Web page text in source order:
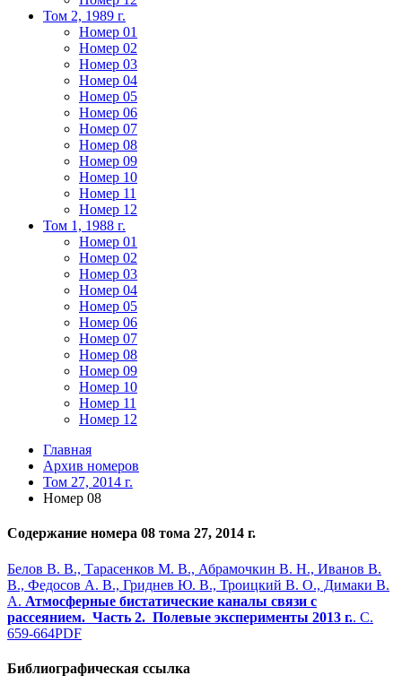
Том 2, 1989 г.
Номер 01
Номер 02
Номер 03
Номер 04
Номер 05
Номер 06
Номер 07
Номер 08
Номер 09
Номер 10
Номер 11
Номер 12
Том 1, 1988 г.
Номер 01
Номер 02
Номер 03
Номер 04
Номер 05
Номер 06
Номер 07
Номер 08
Номер 09
Номер 10
Номер 11
Номер 12
Главная
Архив номеров
Том 27, 2014 г.
Номер 08
Содержание номера 08 тома 27, 2014 г.
Белов В. В., Тарасенков М. В., Абрамочкин В. Н., Иванов В.
В., Федосов А. В., Гриднев Ю. В., Троицкий В. О., Димаки В.
А. Атмосферные бистатические каналы связи с
рассеянием. Часть 2. Полевые эксперименты 2013 г.. С.
659-664PDF
Библиографическая ссылка